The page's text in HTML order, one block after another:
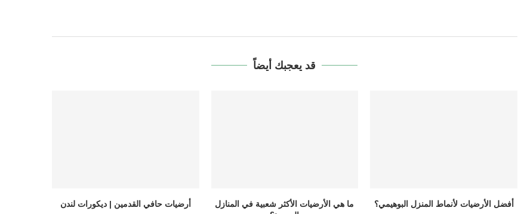
قد يعجبك أيضاً
أرضيات حافي القدمين | ديكورات لندن
ما هي الأرضيات الأكثر شعبية في المنازل
أفضل الأرضيات لأنماط المنزل البوهيمي؟